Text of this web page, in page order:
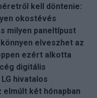
kell döntenie:
okostévés
milyen paneltípust
elveszhet az
ezért alkotta
digitális
hivatalos
két hónapban